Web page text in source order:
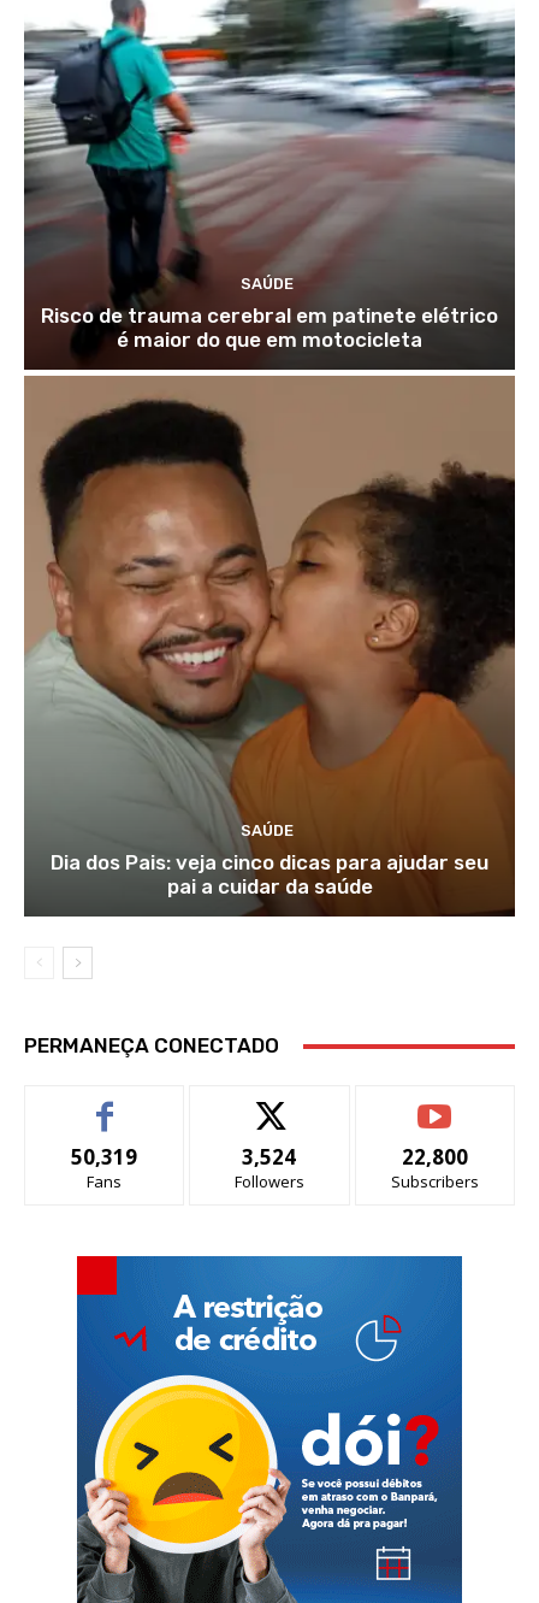
SAÚDE
Risco de trauma cerebral em patinete elétrico
é maior do que em motocicleta
SAÚDE
Dia dos Pais: veja cinco dicas para ajudar seu
pai a cuidar da saúde
PERMANEÇA CONECTADO
50,319
Fans
3,524
Followers
22,800
Subscribers